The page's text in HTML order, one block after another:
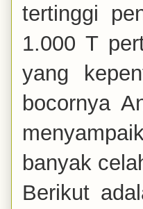
tertinggi
1.000 T
yang
bocornya
banyak
Berikut